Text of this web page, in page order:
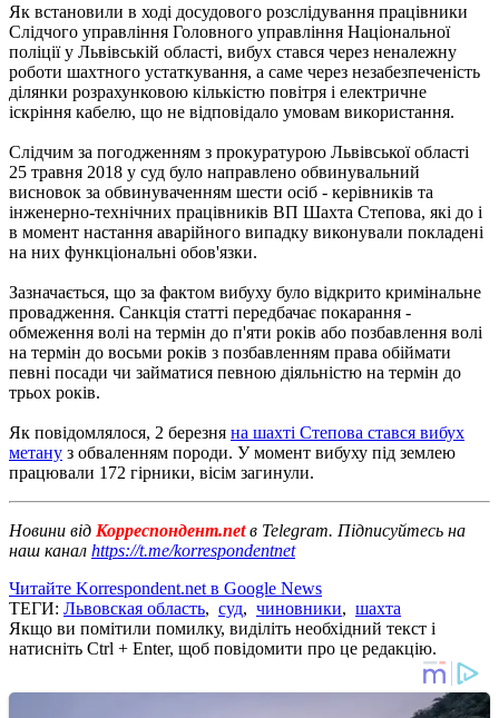
Як встановили в ході досудового розслідування працівники
Слідчого управління Головного управління Національної
поліції у Львівській області, вибух стався через неналежну
роботи шахтного устаткування, а саме через незабезпеченість
ділянки розрахунковою кількістю повітря і електричне
іскріння кабелю, що не відповідало умовам використання.
Слідчим за погодженням з прокуратурою Львівської області
25 травня 2018 у суд було направлено обвинувальний
висновок за обвинуваченням шести осіб - керівників та
інженерно-технічних працівників ВП Шахта Степова, які до і
в момент настання аварійного випадку виконували покладені
на них функціональні обов'язки.
Зазначається, що за фактом вибуху було відкрито кримінальне
провадження. Санкція статті передбачає покарання -
обмеження волі на термін до п'яти років або позбавлення волі
на термін до восьми років з позбавленням права обіймати
певні посади чи займатися певною діяльністю на термін до
трьох років.
Як повідомлялося, 2 березня на шахті Степова стався вибух
метану з обваленням породи. У момент вибуху під землею
працювали 172 гірники, вісім загинули.
Новини від Корреспондент.netв Telegram. Підписуйтесь на
наш канал https://t.me/korrespondentnet
Читайте Korrespondent.net в Google News
ТЕГИ: Львовская область, суд, чиновники, шахта
Якщо ви помітили помилку, виділіть необхідний текст і
натисніть Ctrl + Enter, щоб повідомити про це редакцію.